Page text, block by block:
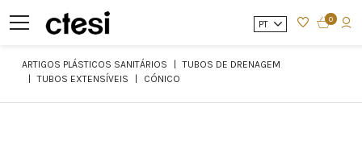
PT 0
ARTIGOS PLÁSTICOS SANITÁRIOS
TUBOS DE DRENAGEM
TUBOS EXTENSÍVEIS
CÓNICO